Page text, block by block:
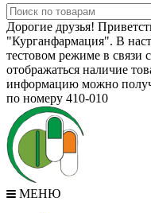
Дорогие друзья!
"Курганфармация". В
тестовом режиме в связи
отображаться наличие
информацию можно
по номеру 410-010
МЕНЮ